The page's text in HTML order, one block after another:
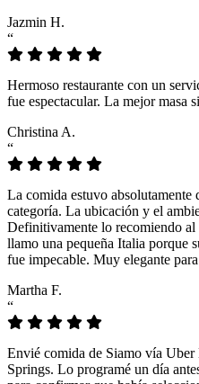
Jazmin H.
“
Hermoso restaurante con un
fue espectacular. La mejor masa
Christina A.
“
La comida estuvo absolutamente
categoría. La ubicación y el
Definitivamente lo recomiendo
llamo una pequeña Italia porque
fue impecable. Muy elegante
Martha F.
“
Envié comida de Siamo vía Uber
Springs. Lo programé un día